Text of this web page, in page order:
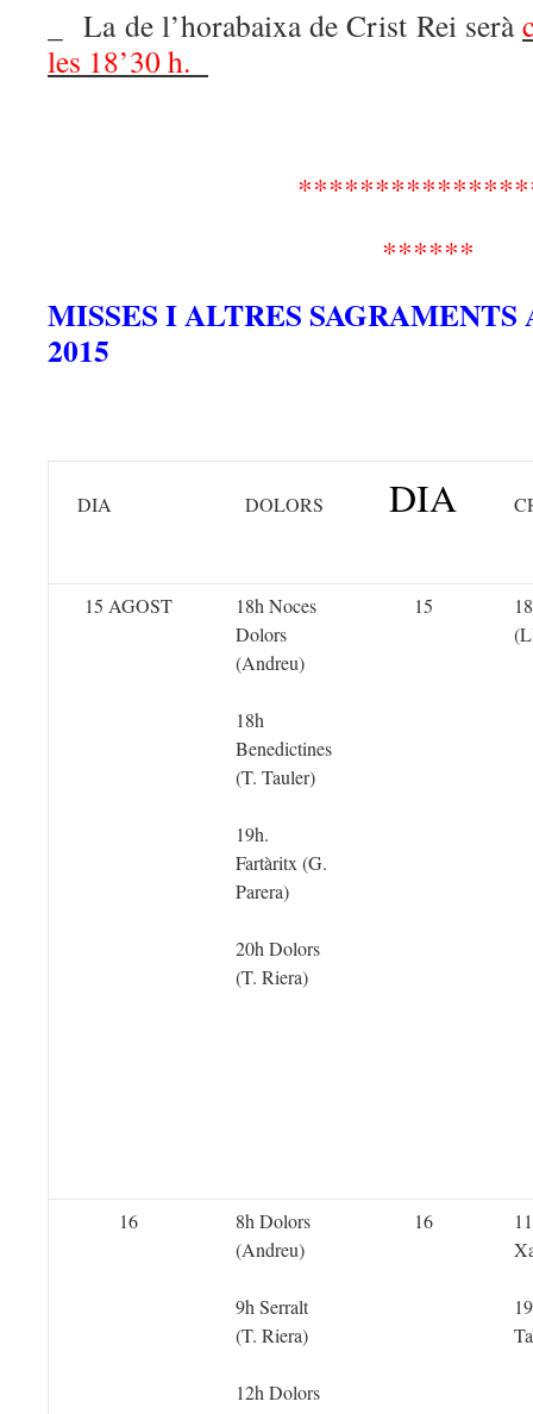
_La de l’horabaixa de Crist Rei serà
les 18’30 h.
******
MISSES I ALTRES
2015
DIA DOLORS DIA
15 AGOST
18h Noces
Dolors
(Andreu)
18h
Benedictines
(T. Tauler)
19h.
Fartàritx (G.
Parera)
20h Dolors
(T. Riera)
15
16
8h Dolors
(Andreu)
9h Serralt
(T. Riera)
12h Dolors
16